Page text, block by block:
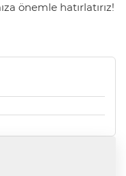
önemle hatırlatırız!